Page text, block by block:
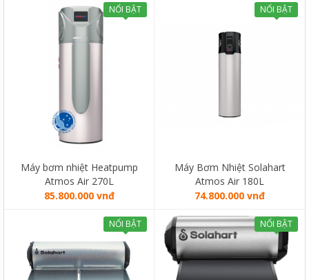
NỔI BẬT
Máy bơm nhiệt Heatpump
Atmos Air 270L
85.800.000 vnđ
NỔI BẬT
Máy Bơm Nhiệt Solahart
Atmos Air 180L
74.800.000 vnđ
NỔI BẬT NỔI BẬT